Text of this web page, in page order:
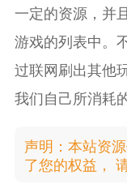
一定的资源，并
游戏的列表中。
过联网刷出其他
我们自己所消耗
声明：本站资
了您的权益，